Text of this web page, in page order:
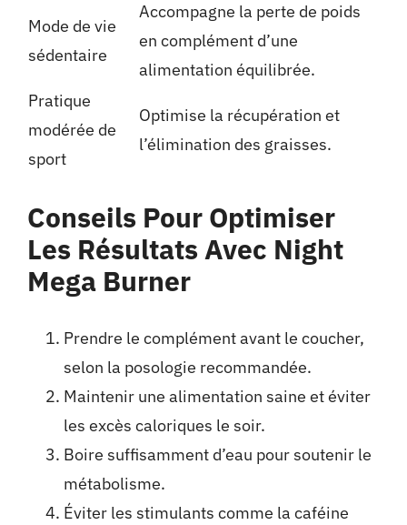
Mode de vie
sédentaire
Accompagne la perte de poids
en complément d’une
alimentation équilibrée.
Pratique
modérée de
sport
Optimise la récupération et
l’élimination des graisses.
Conseils Pour Optimiser
Les Résultats Avec Night
Mega Burner
Prendre le complément avant le coucher,
selon la posologie recommandée.
Maintenir une alimentation saine et éviter
les excès caloriques le soir.
Boire suffisamment d’eau pour soutenir le
métabolisme.
Éviter les stimulants comme la caféine